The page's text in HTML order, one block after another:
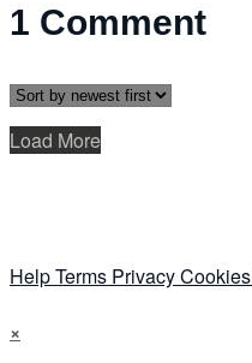
1 Comment
Load More
HelpTerms PrivacyCookies
×